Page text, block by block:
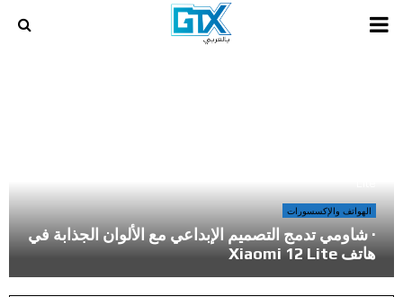
PRIMARY
الهواتف والإكسسورات
· شاومي تدمج التصميم الإبداعي مع الألوان الجذابة في
هاتف Xiaomi 12 Lite